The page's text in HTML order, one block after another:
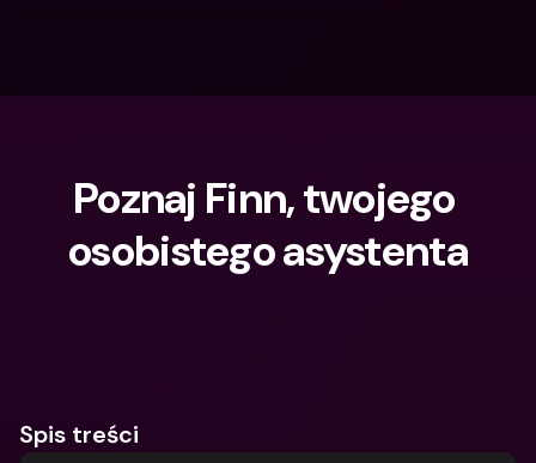
Poznaj Finn, twojego
osobistego asystenta
Spis treści